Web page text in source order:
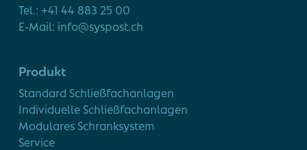
Tel.: +41 44 883 25 00
E-Mail: info@syspost.ch
Produkt
Standard Schließfachanlagen
Individuelle Schließfachanlagen
Modulares Schranksystem
Service